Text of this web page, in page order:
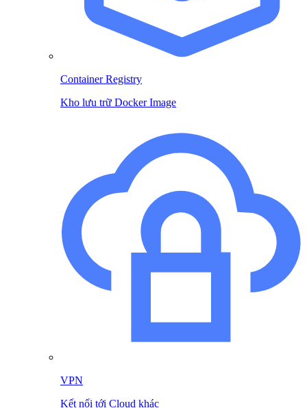
Container Registry
Kho lưu trữ Docker Image
VPN
Kết nối tới Cloud khác